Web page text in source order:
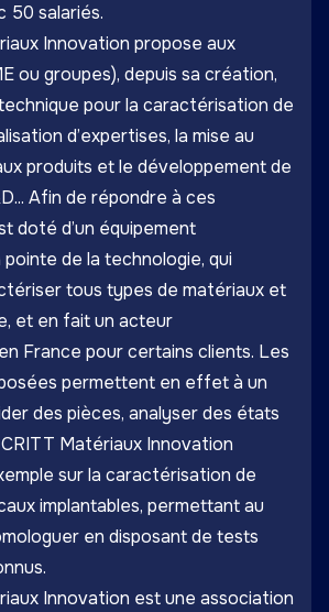
50 salariés.
Innovation propose aux
ou groupes), depuis sa création,
pour la caractérisation de
d’expertises, la mise au
produits et le développement de
Afin de répondre à ces
doté d’un équipement
de la technologie, qui
tous types de matériaux et
et en fait un acteur
France pour certains clients. Les
permettent en effet à un
des pièces, analyser des états
Matériaux Innovation
sur la caractérisation de
implantables, permettant au
en disposant de tests
Innovation est une association